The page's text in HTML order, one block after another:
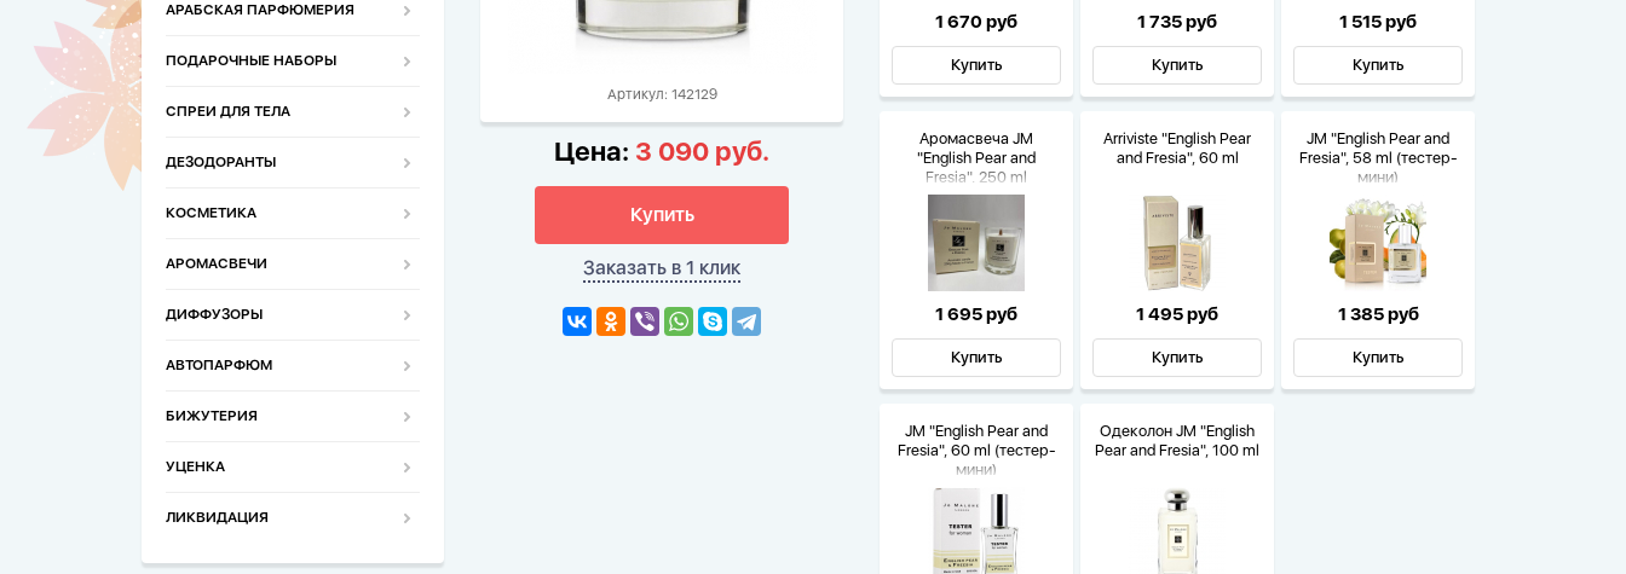
АРАБСКАЯ ПАРФЮМЕРИЯ
ПОДАРОЧНЫЕ НАБОРЫ
СПРЕИ ДЛЯ ТЕЛА
ДЕЗОДОРАНТЫ
КОСМЕТИКА
АРОМАСВЕЧИ
ДИФФУЗОРЫ
АВТОПАРФЮМ
БИЖУТЕРИЯ
УЦЕНКА
ЛИКВИДАЦИЯ
Артикул: 142129
Цена: 3 090 руб.
Купить
Заказать в 1 клик
1 670 руб
Купить
1 735 руб
Купить
1 515 руб
Купить
Аромасвеча JM
"English Pear and
Fresia", 250 ml
1 695 руб
Купить
Arriviste "English Pear
and Fresia", 60 ml
1 495 руб
Купить
JM "English Pear and
Fresia", 58 ml (тестер-
мини)
1 385 руб
Купить
JM "English Pear and
Fresia", 60 ml (тестер-
мини)
Одеколон JM "English
Pear and Fresia", 100 ml